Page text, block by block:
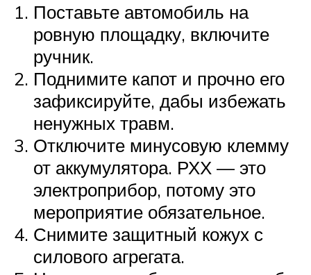
Поставьте автомобиль на
ровную площадку, включите
ручник.
Поднимите капот и прочно его
зафиксируйте, дабы избежать
ненужных травм.
Отключите минусовую клемму
от аккумулятора. РХХ — это
электроприбор, потому это
мероприятие обязательное.
Снимите защитный кожух с
силового агрегата.